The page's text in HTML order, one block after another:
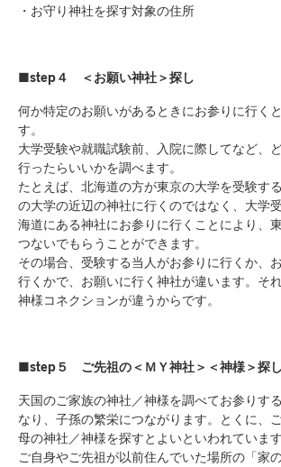
・お守り神社を探す対象の住所
■step４ ＜お願い神社＞探し
何か特定のお願いがあるときにお参りに行く
す。
大学受験や就職試験前、入院に際してなど、
行ったらいいかを調べます。
たとえば、北海道の方が東京の大学を受験す
の大学の近辺の神社に行くのではなく、大学
海道にある神社にお参りに行くことにより、
つないでもらうことができます。
その場合、受験する当人がお参りに行くか、
行くかで、お願いに行く神社が違います。そ
神様コネクションが違うからです。
■step５ ご先祖の＜ＭＹ神社＞＜神様＞探し
天国のご家族の神社／神様を調べてお参りす
なり、子孫の繁栄につながります。とくに、
母の神社／神様を探すとよいといわれています
ご自身やご先祖が以前住んでいた場所の「家